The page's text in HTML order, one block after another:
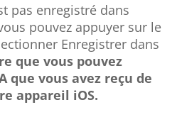
pas enregistré dans
pouvez appuyer sur le
Enregistrer dans
que vous pouvez
que vous avez reçu de
appareil iOS.